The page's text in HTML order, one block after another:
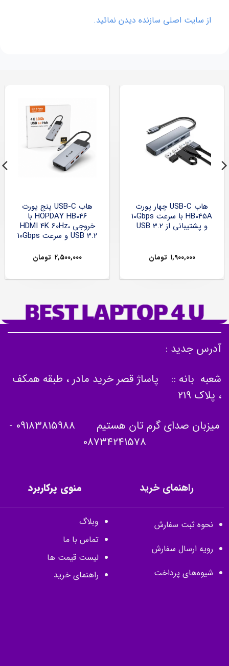
از سایت اصلی سازنده دیدن نمائید.
هاب USB-C چهار پورت
HB045A با سرعت 10Gbps
و پشتیبانی از USB 3.2
۱,۹۰۰,۰۰۰ تومان
هاب USB-C پنج پورت
HOPDAY HB046 با
خروجی HDMI 4K 60Hz،
USB 3.2 و سرعت 10Gbps
۲,۵۰۰,۰۰۰ تومان
آدرس جدید :
شعبه بانه :: پاساژ قصر خرید مادر ، طبقه همکف
، پلاک 219
میزبان صدای گرم تان هستیم 09183815988
-
08734241578
راهنمای خرید
نحوه ثبت سفارش
رویه ارسال سفارش
شیوه‌های پرداخت
منوی پرکاربرد
وبلاگ
تماس با ما
لیست قیمت ها
راهنمای خرید